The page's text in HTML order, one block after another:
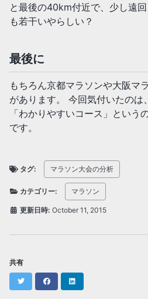
と最後の40km付近で、少し遠
も若干いやらしい？
最後に
もちろん京都マラソンや大阪マ
があります。 今回気付いたのは
「わかりやすいコース」という
です。
タグ: マラソン大会の分析
カテゴリー: マラソン
更新日時: October 11, 2015
共有
Twitter Facebook